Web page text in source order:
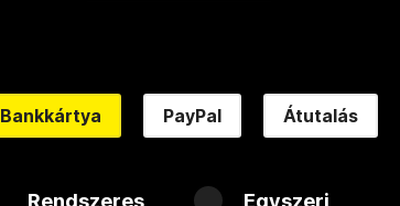
Bankkártya PayPal Átutalás
Rendszeres Egyszeri